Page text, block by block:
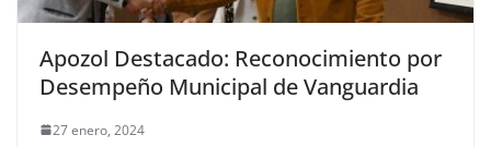
Apozol Destacado: Reconocimiento por
Desempeño Municipal de Vanguardia
27 enero, 2024